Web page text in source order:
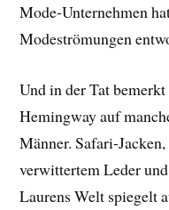
Mode-Unternehmen
Modeströmungen
Und in der Tat
Hemingway auf
Männer. Safari-
verwittertem Leder
Laurens Welt spiegelt